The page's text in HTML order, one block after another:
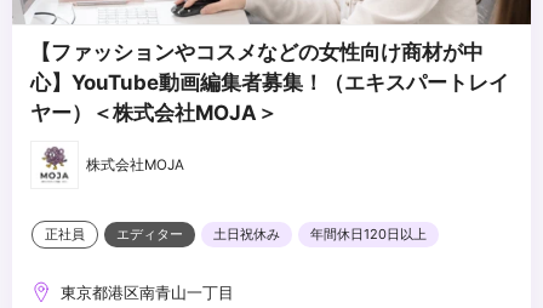
【ファッションやコスメなどの女性向け商材が中
心】YouTube動画編集者募集！（エキスパートレイ
ヤー）＜株式会社MOJA＞
株式会社MOJA
正社員 エディター 土日祝休み 年間休日120日以上
東京都港区南青山一丁目